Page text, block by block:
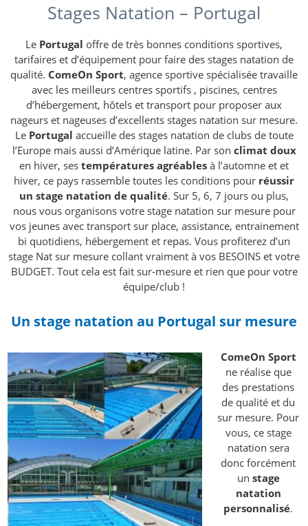
Stages Natation – Portugal
Le Portugal offre de très bonnes conditions sportives,
tarifaires et d’équipement pour faire des stages natation de
qualité. ComeOn Sport, agence sportive spécialisée travaille
avec les meilleurs centres sportifs , piscines, centres
d’hébergement, hôtels et transport pour proposer aux
nageurs et nageuses d’excellents stages natation sur mesure.
Le Portugal accueille des stages natation de clubs de toute
l’Europe mais aussi d’Amérique latine. Par son climat doux
en hiver, ses températures agréables à l’automne et et
hiver, ce pays rassemble toutes les conditions pour réussir
un stage natation de qualité. Sur 5, 6, 7 jours ou plus,
nous vous organisons votre stage natation sur mesure pour
vos jeunes avec transport sur place, assistance, entrainement
bi quotidiens, hébergement et repas. Vous profiterez d’un
stage Nat sur mesure collant vraiment à vos BESOINS et votre
BUDGET. Tout cela est fait sur-mesure et rien que pour votre
équipe/club !
Un stage natation au Portugal sur mesure
ComeOn Sport
ne réalise que
des prestations
de qualité et du
sur mesure. Pour
vous, ce stage
natation sera
donc forcément
un stage
natation
personnalisé.